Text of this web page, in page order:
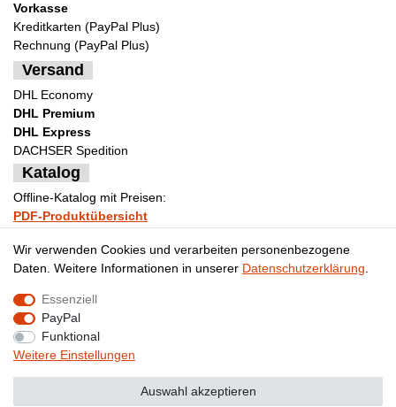
Vorkasse
Kreditkarten (PayPal Plus)
Rechnung (PayPal Plus)
Versand
DHL Economy
DHL Premium
DHL Express
DACHSER Spedition
Katalog
Offline-Katalog mit Preisen:
PDF-Produktübersicht
Impressum
Widerrufs­recht
Wir verwenden Cookies und verarbeiten personenbezogene
Daten. Weitere Informationen in unserer Daten­schutz­erklärung
Essenziell
PayPal
Funktional
Weitere Einstellungen
Auswahl akzeptieren